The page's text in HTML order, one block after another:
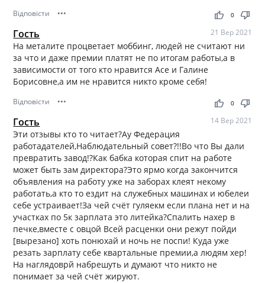
Відповісти ••• thumb_up thumb_down
0
Гость 21 Вер 2021
На металите процветает моббинг, людей не считают ни
за что и даже премии платят не по итогам работы,а в
зависимости от того кто нравится Асе и Галине
Борисовне,а им не нравится никто кроме себя!
Відповісти ••• thumb_up thumb_down
0
Гость 14 Вер 2021
Эти отзывы кто то читает?Ау Федерация
работадателей,Наблюдательный совет?!!Во что Вы дали
превратить завод!?Как бабка которая спит на работе
может быть зам директора?Это ярмо когда закончится
объявления на работу уже на заборах клеят некому
работать,а кто то ездит на служебных машинах и юбелеи
себе устраивает!За чей счёт гуляекм если плана нет и на
участках по 5к зарплата это литейка?Спалить нахер в
печке,вместе с овцой Всей расценки они режут пойди
[вырезано] хоть понюхай и ночь не поспи! Куда уже
резать зарплату себе квартальные премии,а людям хер!
На наглядоврй набрешуть и думают что никто не
понимает за чей счёт жируют.